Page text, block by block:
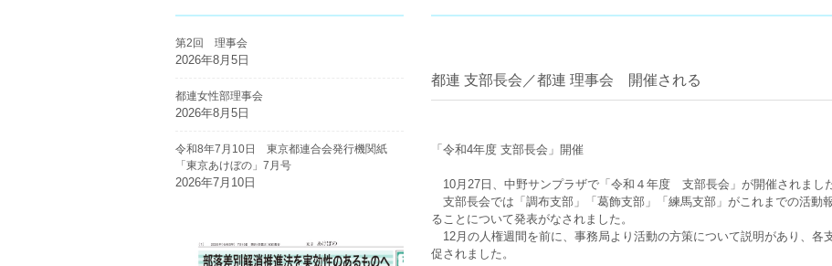
都連 支部長会／都連 理事会 開催される
「令和4年度 支部長会」開催
10月27日、中野サンプラザで「令和４年度 支部長会」が開催されました
支部長会では「調布支部」「葛飾支部」「練馬支部」がこれまでの活動
ることについて発表がなされました。
12月の人権週間を前に、事務局より活動の方策について説明があり、各
促されました。
第2回 理事会
2026年8月5日
都連女性部理事会
2026年8月5日
令和8年7月10日 東京都連合会発行機関紙
「東京あけぼの」7月号
2026年7月10日